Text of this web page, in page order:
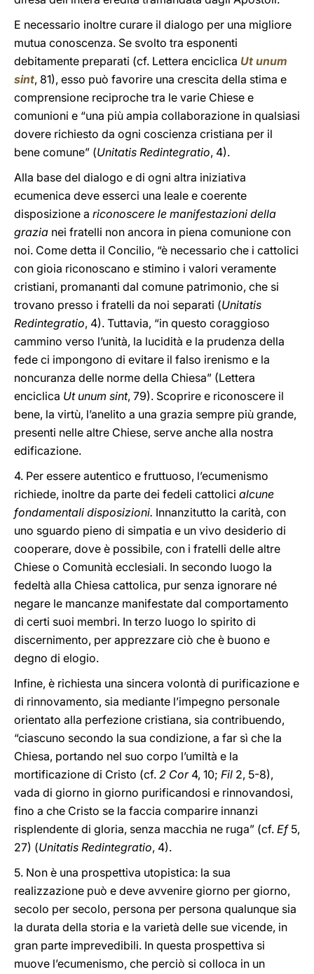
E necessario inoltre curare il dialogo per una migliore
mutua conoscenza. Se svolto tra esponenti
debitamente preparati (cf. Lettera enciclica Ut unum
sint, 81), esso può favorire una crescita della stima e
comprensione reciproche tra le varie Chiese e
comunioni e “una più ampia collaborazione in qualsiasi
dovere richiesto da ogni coscienza cristiana per il
bene comune” (Unitatis Redintegratio, 4).
Alla base del dialogo e di ogni altra iniziativa
ecumenica deve esserci una leale e coerente
disposizione a riconoscere le manifestazioni della
grazia nei fratelli non ancora in piena comunione con
noi. Come detta il Concilio, “è necessario che i cattolici
con gioia riconoscano e stimino i valori veramente
cristiani, promananti dal comune patrimonio, che si
trovano presso i fratelli da noi separati (Unitatis
Redintegratio, 4). Tuttavia, “in questo coraggioso
cammino verso l’unità, la lucidità e la prudenza della
fede ci impongono di evitare il falso irenismo e la
noncuranza delle norme della Chiesa” (Lettera
enciclica Ut unum sint, 79). Scoprire e riconoscere il
bene, la virtù, l’anelito a una grazia sempre più grande,
presenti nelle altre Chiese, serve anche alla nostra
edificazione.
4. Per essere autentico e fruttuoso, l’ecumenismo
richiede, inoltre da parte dei fedeli cattolici alcune
fondamentali disposizioni. Innanzitutto la carità, con
uno sguardo pieno di simpatia e un vivo desiderio di
cooperare, dove è possibile, con i fratelli delle altre
Chiese o Comunità ecclesiali. In secondo luogo la
fedeltà alla Chiesa cattolica, pur senza ignorare né
negare le mancanze manifestate dal comportamento
di certi suoi membri. In terzo luogo lo spirito di
discernimento, per apprezzare ciò che è buono e
degno di elogio.
Infine, è richiesta una sincera volontà di purificazione e
di rinnovamento, sia mediante l’impegno personale
orientato alla perfezione cristiana, sia contribuendo,
“ciascuno secondo la sua condizione, a far sì che la
Chiesa, portando nel suo corpo l’umiltà e la
mortificazione di Cristo (cf. 2 Cor4, 10; Fil 2, 5-8),
vada di giorno in giorno purificandosi e rinnovandosi,
fino a che Cristo se la faccia comparire innanzi
risplendente di gloria, senza macchia ne ruga” (cf. Ef5,
27) (Unitatis Redintegratio, 4).
5. Non è una prospettiva utopistica: la sua
realizzazione può e deve avvenire giorno per giorno,
secolo per secolo, persona per persona qualunque sia
la durata della storia e la varietà delle sue vicende, in
gran parte imprevedibili. In questa prospettiva si
muove l’ecumenismo, che perciò si colloca in un